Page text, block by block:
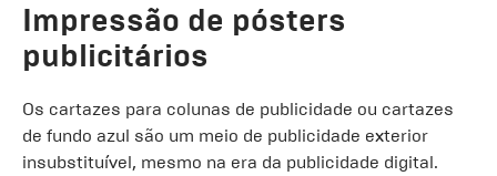
Impressão de pósters
publicitários
Os cartazes para colunas de publicidade ou cartazes
de fundo azul são um meio de publicidade exterior
insubstituível, mesmo na era da publicidade digital.